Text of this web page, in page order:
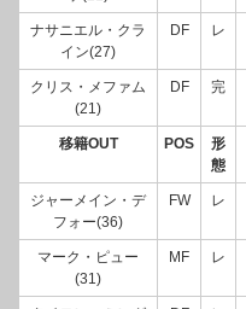
ナサニエル・クラ
イン(27)
DF レ
クリス・メファム
(21)
DF 完
移籍OUT POS
形
態
ジャーメイン・デ
フォー(36)
FW レ
マーク・ピュー
(31)
MF レ